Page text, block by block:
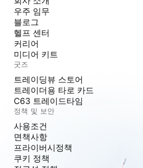
우주 임무
블로그
헬프 센터
커리어
미디어 키트
굿즈
트레이딩뷰 스토어
트레이더용 타로 카드
C63 트레이드타임
정책 및 보안
사용조건
면책사항
프라이버시정책
쿠키 정책